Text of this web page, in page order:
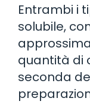
Entrambi i
solubile,
quantità di
seconda